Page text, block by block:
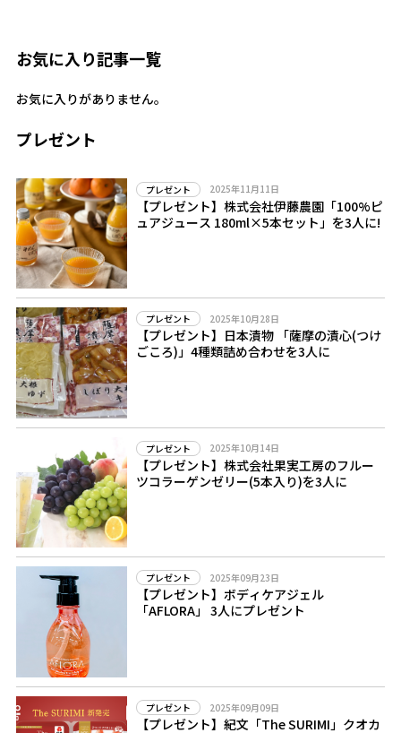
お気に入り記事一覧
お気に入りがありません。
プレゼント
プレゼント 2025年11月11日
【プレゼント】株式会社伊藤農園「100%ピ
ュアジュース 180ml×5本セット」を3人に!
プレゼント 2025年10月28日
【プレゼント】日本漬物 「薩摩の漬心(つけ
ごころ)」4種類詰め合わせを3人に
プレゼント 2025年10月14日
【プレゼント】株式会社果実工房のフルー
ツコラーゲンゼリー(5本入り)を3人に
プレゼント 2025年09月23日
【プレゼント】ボディケアジェル
「AFLORA」 3人にプレゼント
プレゼント 2025年09月09日
【プレゼント】紀文「The SURIMI」クオカ